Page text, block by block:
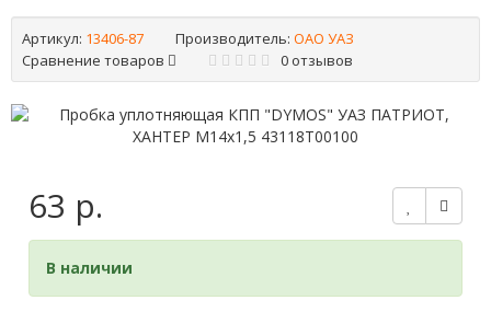
Артикул: 13406-87 Производитель: ОАО УАЗ
Сравнение товаров
0 отзывов
63 р.
В наличии